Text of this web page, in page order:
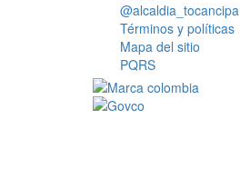
@alcaldia_tocancipa
Términos y políticas
Mapa del sitio
PQRS